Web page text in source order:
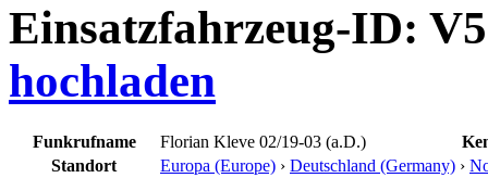
Einsatzfahrzeug-ID:
hochladen
Funkrufname Florian Kleve 02/19-03 (a.D.)
Standort
Europa (Europe) › Deutschland (Germany) ›